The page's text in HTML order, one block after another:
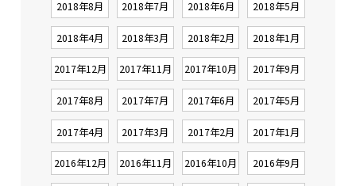
2018年8月 2018年7月 2018年6月 2018年5月
2018年4月 2018年3月 2018年2月 2018年1月
2017年12月 2017年11月 2017年10月 2017年9月
2017年8月 2017年7月 2017年6月 2017年5月
2017年4月 2017年3月 2017年2月 2017年1月
2016年12月 2016年11月 2016年10月 2016年9月